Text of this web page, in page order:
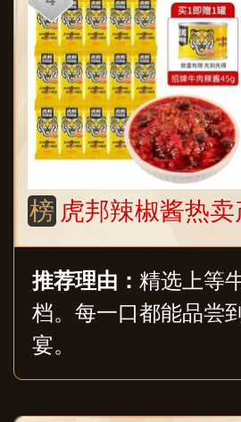
榜 虎邦辣椒酱热
推荐理由： 精选上等
档。每一口都能品尝
宴。